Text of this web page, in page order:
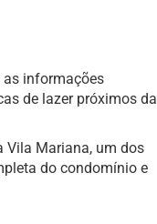
as informações
de lazer próximos da
Vila Mariana, um dos
do condomínio e